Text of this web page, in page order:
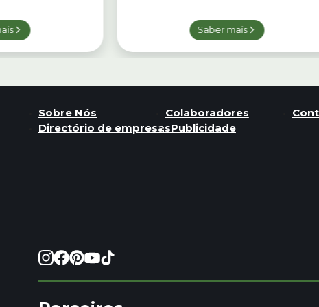
Saber mais
Sobre Nós Colaboradores
Directório de empresasPublicidade